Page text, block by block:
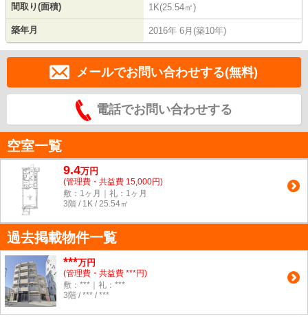
間取り(面積) 1K(25.54㎡)
築年月 2016年 6月(築10年)
メールでお問い合わせする(無料)
電話でお問い合わせする
空室一覧
9.4万円
(管理費・共益費 15,000円)
敷：1ヶ月｜礼：1ヶ月
3階 / 1K / 25.54㎡
過去掲載物件一覧
***万円
(管理費・共益費 ***円)
敷：***｜礼：***
3階 / *** / ***